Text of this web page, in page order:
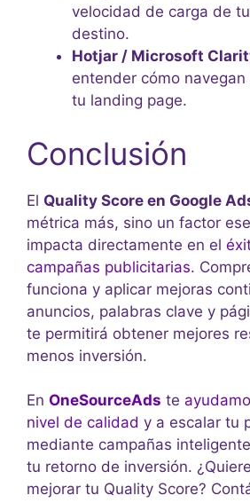
velocidad de carga de
destino.
Hotjar / Microsoft
entender cómo
tu landing page.
Conclusión
El Quality Score en Google
métrica más, sino un factor
impacta directamente en el
campañas publicitarias.
funciona y aplicar mejoras
anuncios, palabras clave y
te permitirá obtener mejores
menos inversión.
En OneSourceAds te
nivel de calidad y a escalar tu
mediante campañas
tu retorno de inversión.
mejorar tu Quality Score?